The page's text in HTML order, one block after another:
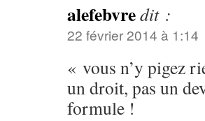
alefebvredit :
22 février 2014 à 1:14
« vous n’y pigez
un droit, pas un
formule !